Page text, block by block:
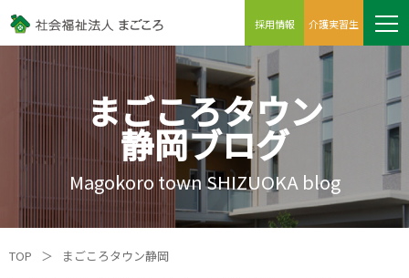
採用情報 介護実習生
まごころタウン
静岡ブログ
Magokoro town SHIZUOKA blog
TOP ＞
まごころタウン静岡